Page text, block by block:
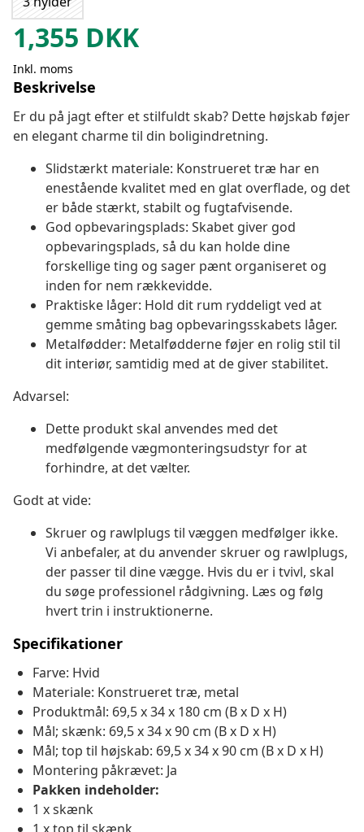
1,355 DKK
Inkl. moms
Beskrivelse
Er du på jagt efter et stilfuldt skab? Dette højskab føjer
en elegant charme til din boligindretning.
Slidstærkt materiale: Konstrueret træ har en
enestående kvalitet med en glat overflade, og det
er både stærkt, stabilt og fugtafvisende.
God opbevaringsplads: Skabet giver god
opbevaringsplads, så du kan holde dine
forskellige ting og sager pænt organiseret og
inden for nem rækkevidde.
Praktiske låger: Hold dit rum ryddeligt ved at
gemme småting bag opbevaringsskabets låger.
Metalfødder: Metalfødderne føjer en rolig stil til
dit interiør, samtidig med at de giver stabilitet.
Advarsel:
Dette produkt skal anvendes med det
medfølgende vægmonteringsudstyr for at
forhindre, at det vælter.
Godt at vide:
Skruer og rawlplugs til væggen medfølger ikke.
Vi anbefaler, at du anvender skruer og rawlplugs,
der passer til dine vægge. Hvis du er i tvivl, skal
du søge professionel rådgivning. Læs og følg
hvert trin i instruktionerne.
Specifikationer
Farve: Hvid
Materiale: Konstrueret træ, metal
Produktmål: 69,5 x 34 x 180 cm (B x D x H)
Mål; skænk: 69,5 x 34 x 90 cm (B x D x H)
Mål; top til højskab: 69,5 x 34 x 90 cm (B x D x H)
Montering påkrævet: Ja
Pakken indeholder:
1 x skænk